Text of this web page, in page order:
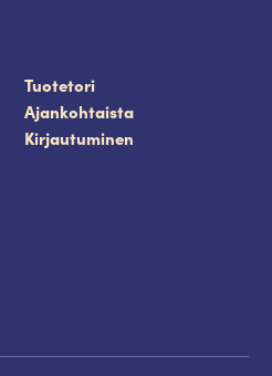
Tuotetori
Ajankohtaista
Kirjautuminen